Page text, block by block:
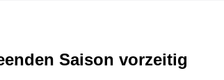
Sai­son vorzeitig